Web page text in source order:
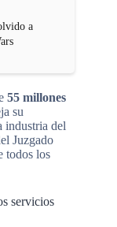
a
55 millones
su
industria del
Juzgado
todos los
servicios